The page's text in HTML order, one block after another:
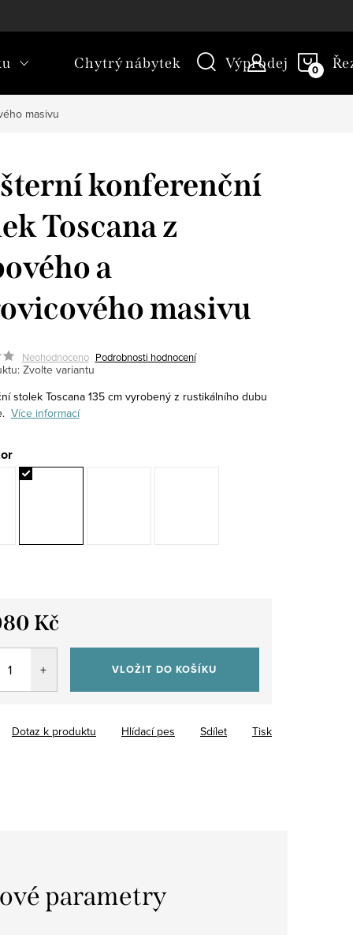
Chytrý nábytek Výprodej
masivu
konferenční
Toscana z
a
masivu
Neohodnoceno Podrobnosti hodnocení
Zvolte variantu
stolek Toscana 135 cm vyrobený z rustikálního dubu
Více informací
Kč
VLOŽIT DO KOŠÍKU
Tisk
Dotaz k produktu Hlídací pes Sdílet
parametry